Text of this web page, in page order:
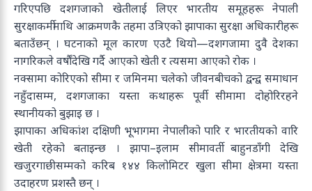
गरिएपछि दशगजाको खेतीलाई लिएर भारतीय समूहहरू नेपाली
सुरक्षाकर्मीमाथि आक्रमणकै तहमा उत्रिएको झापाका सुरक्षा अधिकारीहरू
बताउँछन् । घटनाको मूल कारण एउटै थियो—दशगजामा दुवै देशका
नागरिकले वर्षौंदेखि गर्दै आएको खेती र त्यसमा आएको रोक ।
नक्सामा कोरिएको सीमा र जमिनमा चलेको जीवनबीचको द्वन्द्व समाधान
नहुँदासम्म, दशगजाका यस्ता कथाहरू पूर्वी सीमामा दोहोरिरहने
स्थानीयको बुझाइ छ ।
झापाका अधिकांश दक्षिणी भूभागमा नेपालीको पारि र भारतीयको वारि
खेती रहेको बताइन्छ । झापा–इलाम सीमावर्ती बाहुनडाँगी देखि
खजुरगाछीसम्मको करिब १४४ किलोमिटर खुला सीमा क्षेत्रमा यस्ता
उदाहरण प्रशस्तै छन् ।